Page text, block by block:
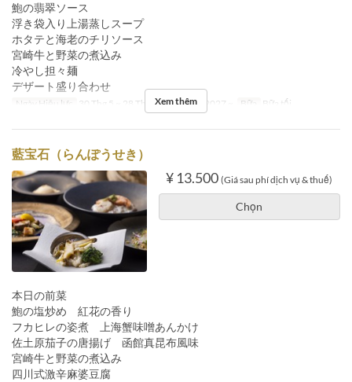
鮑の翡翠ソース
浮き袋入り上湯蒸しスープ
ホタテと海老のチリソース
宮崎牛と野菜の煮込み
冷やし担々麺
デザート盛り合わせ
Ngày Hiệu lực 30 Thg 5 ~ 28 Thg 12, 04 Thg 1 2027 ~ Bữa Bữa tối
Xem thêm
藍宝石（らんぽうせき）
¥ 13.500 (Giá sau phí dịch vụ & thuế)
Chọn
本日の前菜
鮑の塩炒め 紅花の香り
フカヒレの姿煮 上海蟹味噌あんかけ
佐土原茄子の唐揚げ 函館真昆布風味
宮崎牛と野菜の煮込み
四川式激辛麻婆豆腐